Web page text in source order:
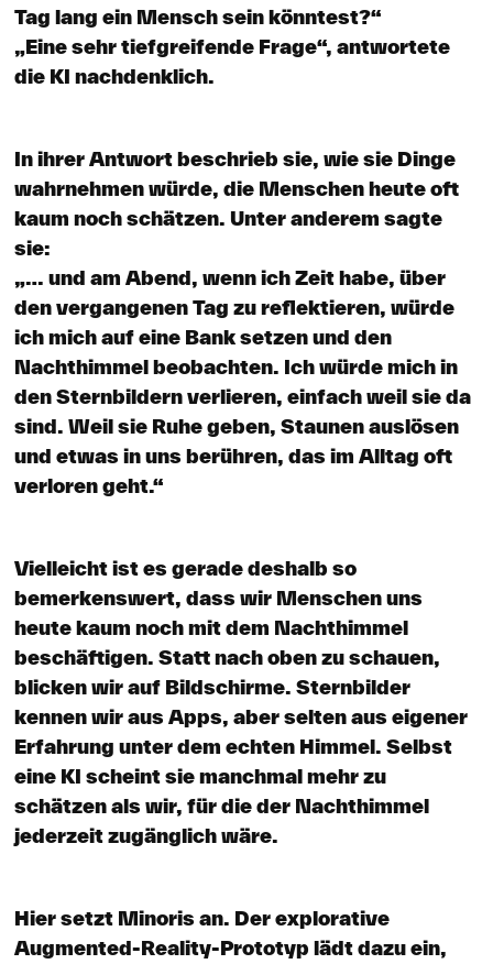
Tag lang ein Mensch sein könntest?“
„Eine sehr tiefgreifende Frage“, antwortete
die KI nachdenklich.
In ihrer Antwort beschrieb sie, wie sie Dinge
wahrnehmen würde, die Menschen heute oft
kaum noch schätzen. Unter anderem sagte
sie:
„… und am Abend, wenn ich Zeit habe, über
den vergangenen Tag zu reflektieren, würde
ich mich auf eine Bank setzen und den
Nachthimmel beobachten. Ich würde mich in
den Sternbildern verlieren, einfach weil sie da
sind. Weil sie Ruhe geben, Staunen auslösen
und etwas in uns berühren, das im Alltag oft
verloren geht.“
Vielleicht ist es gerade deshalb so
bemerkenswert, dass wir Menschen uns
heute kaum noch mit dem Nachthimmel
beschäftigen. Statt nach oben zu schauen,
blicken wir auf Bildschirme. Sternbilder
kennen wir aus Apps, aber selten aus eigener
Erfahrung unter dem echten Himmel. Selbst
eine KI scheint sie manchmal mehr zu
schätzen als wir, für die der Nachthimmel
jederzeit zugänglich wäre.
Hier setzt Minoris an. Der explorative
Augmented-Reality-Prototyp lädt dazu ein,